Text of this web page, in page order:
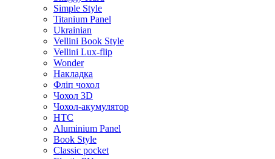
Simple Style
Titanium Panel
Ukrainian
Vellini Book Style
Vellini Lux-flip
Wonder
Накладка
Фліп чохол
Чохол 3D
Чохол-акумулятор
HTC
Aluminium Panel
Book Style
Classic pocket